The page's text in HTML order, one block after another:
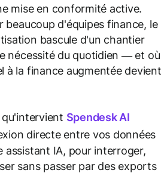
mise en conformité active.
beaucoup d'équipes finance, le
bascule d'un chantier
nécessité du quotidien — et où
à la finance augmentée devient
Spendesk AI
directe entre vos données
assistant IA, pour interroger,
sans passer par des exports